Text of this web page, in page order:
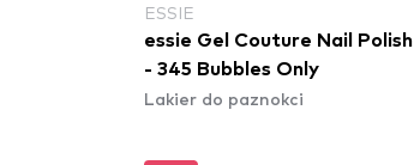
ESSIE
essie Gel Couture Nail Polish
- 345 Bubbles Only
Lakier do paznokci